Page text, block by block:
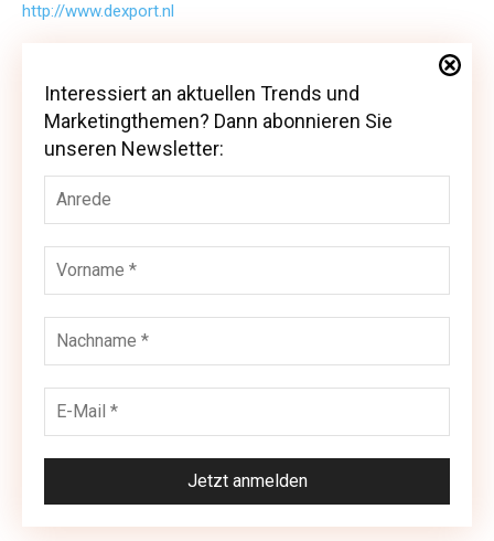
http://www.dexport.nl
Interessiert an aktuellen Trends und
Marketingthemen? Dann abonnieren Sie
unseren Newsletter:
Interessiert an aktuellen Trends und
Marketingthemen? Dann abonnieren Sie
unseren Newsletter: